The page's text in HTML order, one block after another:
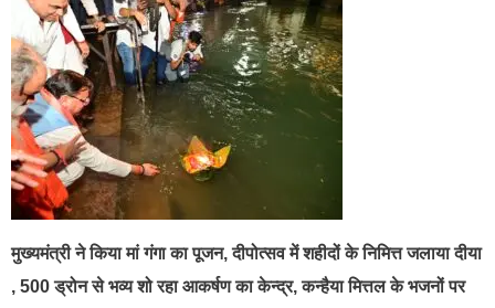
मुख्यमंत्री ने किया मां गंगा का पूजन, दीपोत्सव में शहीदों के निमित्त जलाया दीया
, 500 ड्रोन से भव्य शो रहा आकर्षण का केन्द्र, कन्हैया मित्तल के भजनों पर